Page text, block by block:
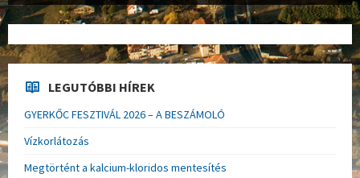
LEGUTÓBBI HÍREK
GYERKŐC FESZTIVÁL 2026 – A BESZÁMOLÓ
Vízkorlátozás
Megtörtént a kalcium-kloridos mentesítés